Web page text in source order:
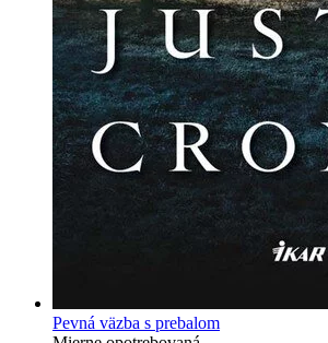
Pevná väzba s prebalom